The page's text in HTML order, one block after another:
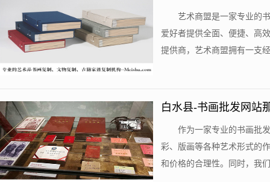
艺术商盟是一家专业的
爱好者提供全面、便捷、高
提供商，艺术商盟拥有一支
白水县-书画批发网站
作为一家专业的书画批
彩、版画等各种艺术形式的
和价格的合理性。同时，我